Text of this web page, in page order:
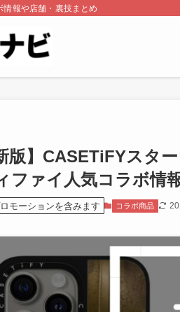
報や店舗・裏技まとめ
版】CASETiFYスタ
ファイ人気コラボ情報
モーションを含みます コラボ商品